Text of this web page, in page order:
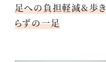
足への負担軽減&歩
らずの一足